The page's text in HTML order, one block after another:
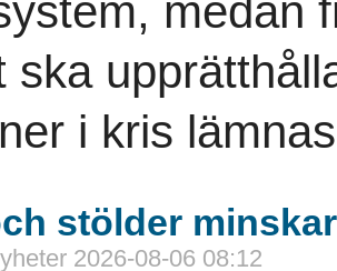
medan
ska
i kris
stölder
2026-08-06 08:12